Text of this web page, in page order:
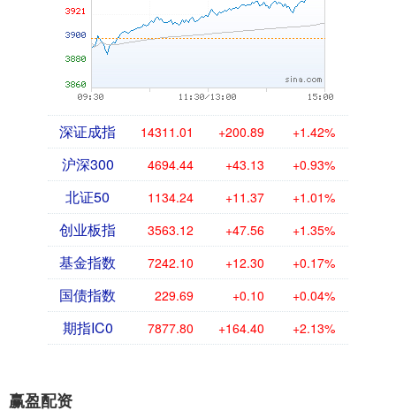
深证成指 14311.01 +200.89 +1.42%
沪深300 4694.44 +43.13 +0.93%
北证50 1134.24 +11.37 +1.01%
创业板指 3563.12 +47.56 +1.35%
基金指数 7242.10 +12.30 +0.17%
国债指数 229.69 +0.10 +0.04%
期指IC0 7877.80 +164.40 +2.13%
赢盈配资